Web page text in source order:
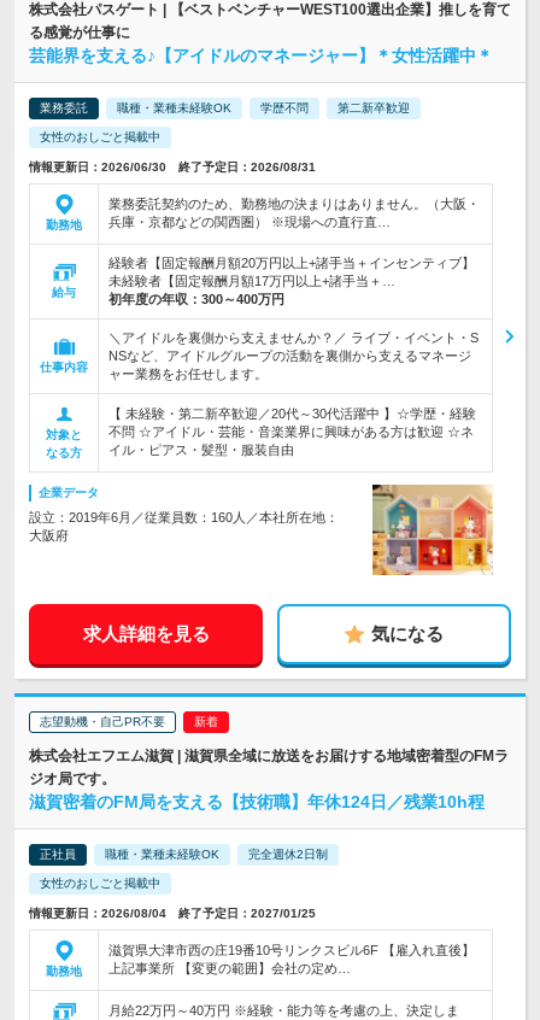
株式会社パスゲート | 【ベストベンチャーWEST100選出企業】推しを育て
る感覚が仕事に
芸能界を支える♪【アイドルのマネージャー】＊女性活躍中＊
業務委託 職種・業種未経験OK 学歴不問 第二新卒歓迎
女性のおしごと掲載中
情報更新日：2026/06/30 終了予定日：2026/08/31
勤務地
業務委託契約のため、勤務地の決まりはありません。（大阪・
兵庫・京都などの関西圏） ※現場への直行直…
給与
経験者【固定報酬月額20万円以上+諸手当＋インセンティブ】
未経験者【固定報酬月額17万円以上+諸手当＋…
初年度の年収： 300～400万円
仕事内容
＼アイドルを裏側から支えませんか？／ ライブ・イベント・S
NSなど、アイドルグループの活動を裏側から支えるマネージ
ャー業務をお任せします。
対象と
なる方
【 未経験・第二新卒歓迎／20代～30代活躍中 】☆学歴・経験
不問 ☆アイドル・芸能・音楽業界に興味がある方は歓迎 ☆ネ
イル・ピアス・髪型・服装自由
企業データ
設立：2019年6月／従業員数：160人／本社所在地：
大阪府
求人詳細を見る 気になる
志望動機・自己PR不要
株式会社エフエム滋賀 | 滋賀県全域に放送をお届けする地域密着型のFMラ
ジオ局です。
滋賀密着のFM局を支える【技術職】年休124日／残業10h程
正社員 職種・業種未経験OK 完全週休2日制
女性のおしごと掲載中
情報更新日：2026/08/04 終了予定日：2027/01/25
勤務地
滋賀県大津市西の庄19番10号リンクスビル6F 【雇入れ直後】
上記事業所 【変更の範囲】会社の定め…
月給22万円～40万円 ※経験・能力等を考慮の上、決定しま